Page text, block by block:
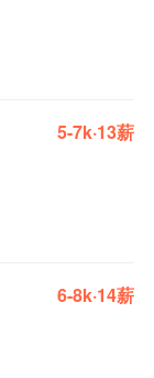
5-7k·13薪
6-8k·14薪